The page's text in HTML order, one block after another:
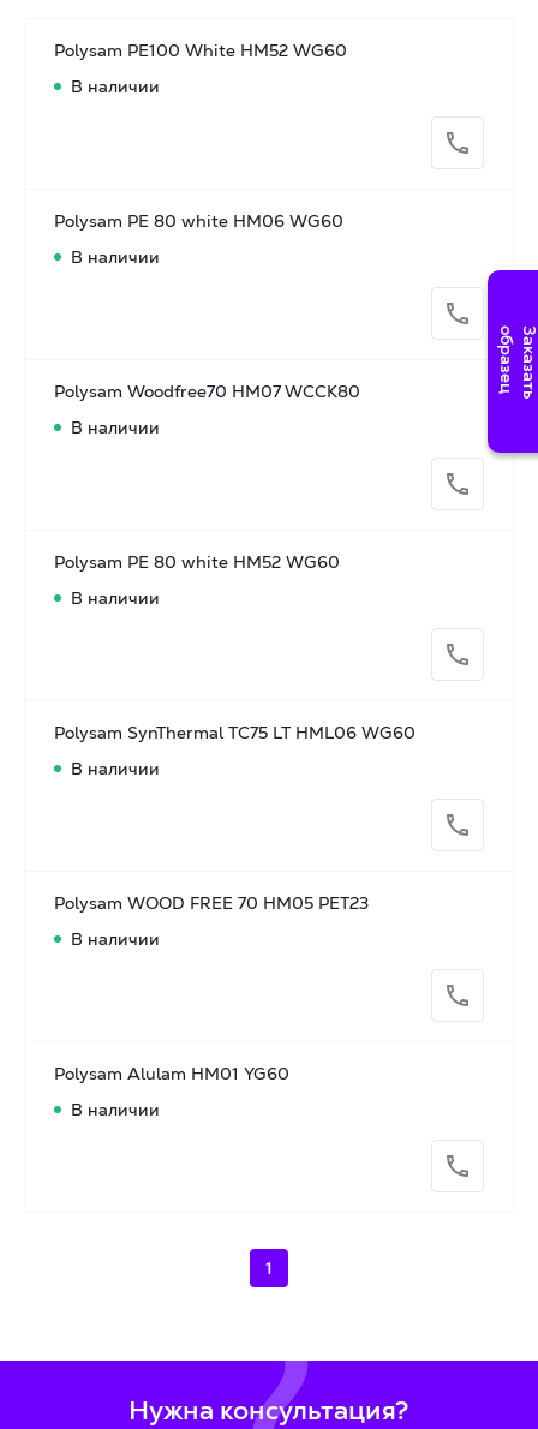
Polysam PE100 White HM52 WG60
В наличии
Polysam PE 80 white HM06 WG60
В наличии
Polysam Woodfree70 HM07 WCCK80
В наличии
Polysam PE 80 white HM52 WG60
В наличии
Polysam SynThermal TC75 LT HML06 WG60
В наличии
Polysam WOOD FREE 70 HM05 PET23
В наличии
Polysam Alulam HM01 YG60
В наличии
1
Нужна консультация?
З
а
к
а
з
а
т
ь
о
б
р
а
з
е
ц